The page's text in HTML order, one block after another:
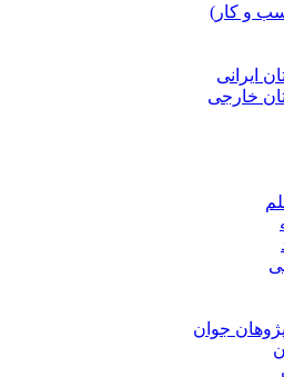
و کار)
ایرانی
خارجی
جوان